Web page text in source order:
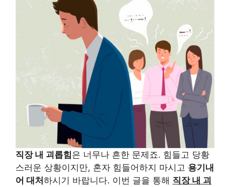
직장 내 괴롭힘은 너무나 흔한 문제죠. 힘들고 당황
스러운 상황이지만, 혼자 힘들어하지 마시고 용기내
어 대처하시기 바랍니다. 이번 글을 통해 직장 내 괴